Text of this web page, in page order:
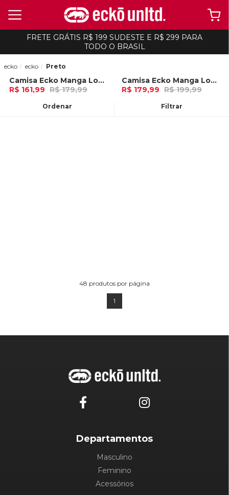
FRETE GRÁTIS R$ 199 SUDESTE E R$ 299 PARA
TODO O BRASIL
Ordenar Filtrar
ecko ecko Preto
-10%
Camisa Ecko Manga Longa Xadrez Preta
R$ 161,99 R$ 179,99
5x de R$ 32,39 Ou
-10%
Camisa Ecko Manga Longa Preta
R$ 179,99 R$ 199,99
6x de R$ 29,99 Ou
48 produtos por página
1
Departamentos
Masculino
Feminino
Acessórios